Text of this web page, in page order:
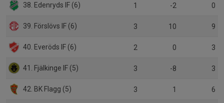
38. Edenryds IF (6) 1 -2 0
39. Förslövs IF (6) 3 10 9
40. Everöds IF (6) 2 0 3
41. Fjälkinge IF (5) 3 -8 3
42. BK Flagg (5) 3 1 6